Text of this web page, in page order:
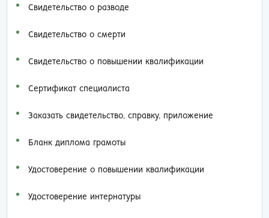
Свидетельство о разводе
Свидетельство о смерти
Свидетельство о повышении квалификации
Сертификат специалиста
Заказать cвидетельство, справку, приложение
Бланк диплома грамоты
Удостоверение о повышении квалификации
Удостоверение интернатуры